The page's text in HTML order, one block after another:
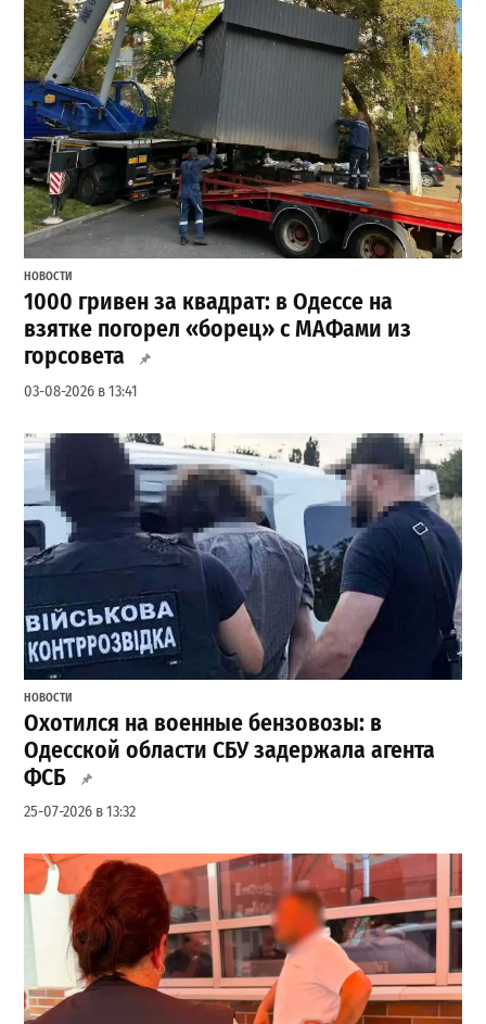
НОВОСТИ
1000 гривен за квадрат: в Одессе на
взятке погорел «борец» с МАФами из
горсовета
03-08-2026 в 13:41
НОВОСТИ
Охотился на военные бензовозы: в
Одесской области СБУ задержала агента
ФСБ
25-07-2026 в 13:32